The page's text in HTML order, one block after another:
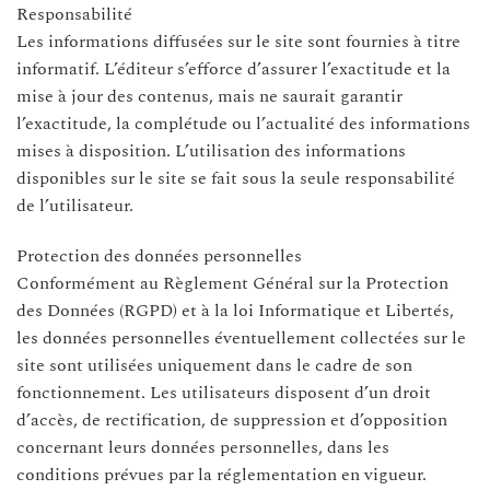
Responsabilité
Les informations diffusées sur le site sont fournies à titre
informatif. L’éditeur s’efforce d’assurer l’exactitude et la
mise à jour des contenus, mais ne saurait garantir
l’exactitude, la complétude ou l’actualité des informations
mises à disposition. L’utilisation des informations
disponibles sur le site se fait sous la seule responsabilité
de l’utilisateur.
Protection des données personnelles
Conformément au Règlement Général sur la Protection
des Données (RGPD) et à la loi Informatique et Libertés,
les données personnelles éventuellement collectées sur le
site sont utilisées uniquement dans le cadre de son
fonctionnement. Les utilisateurs disposent d’un droit
d’accès, de rectification, de suppression et d’opposition
concernant leurs données personnelles, dans les
conditions prévues par la réglementation en vigueur.